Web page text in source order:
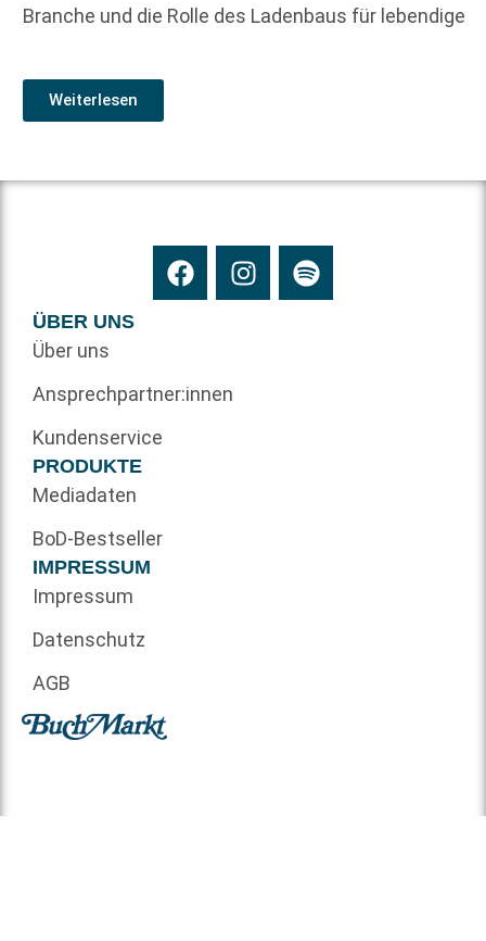
Branche und die Rolle des Ladenbaus für lebendige
Weiterlesen
ÜBER UNS
Über uns
Ansprechpartner:innen
Kundenservice
PRODUKTE
Mediadaten
BoD-Bestseller
IMPRESSUM
Impressum
Datenschutz
AGB